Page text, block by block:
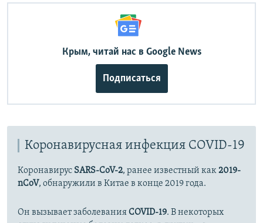
Крым, читай нас в Google News
Подписаться
Коронавирусная инфекция COVID-19
Коронавирус SARS-CoV-2, ранее известный как2019-
nCoV, обнаружили в Китае в конце 2019 года.
Он вызывает заболеванияCOVID-19. В некоторых